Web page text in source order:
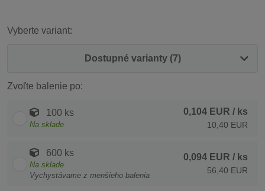
Vyberte variant:
Dostupné varianty (7)
Zvoľte balenie po:
100 ks
Na sklade
0,104 EUR / ks
10,40 EUR
600 ks
Na sklade
Vychystávame z menšieho balenia
0,094 EUR / ks
56,40 EUR